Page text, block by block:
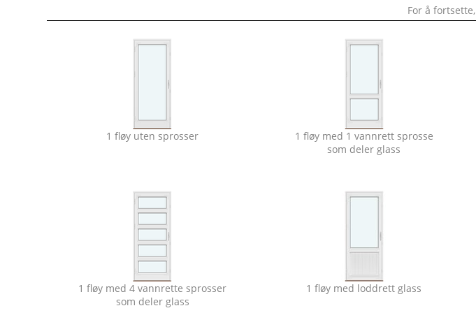
For å fortsette,
1 fløy uten sprosser
1 fløy med 1 vannrett sprosse
som deler glass
1 fløy med 4 vannrette sprosser
som deler glass
1 fløy med loddrett glass